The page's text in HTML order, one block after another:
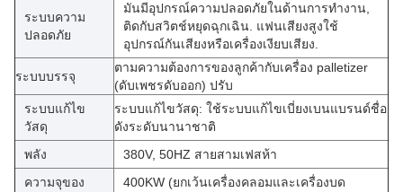
ระบบความ
ปลอดภัย
มันมีอุปกรณ์ความปลอดภัยในด้านการทํางาน,
ติดกับสวิตช์หยุดฉุกเฉิน. แฟนเสียงสูงใช้
อุปกรณ์กันเสียงหรือเครื่องเงียบเสียง.
ระบบบรรจุ
ตามความต้องการของลูกค้ากับเครื่อง palletizer
(ดับเพชรดับออก) ปรับ
ระบบแก้ไข
วัสดุ
ระบบแก้ไขวัสดุ: ใช้ระบบแก้ไขเบี่ยงเบนแบรนด์ชื่อ
ดังระดับนานาชาติ
พลัง
380V, 50HZ สายสามเฟสห้า
ความจุของ
400KW (ยกเว้นเครื่องคลอมและเครื่องบด